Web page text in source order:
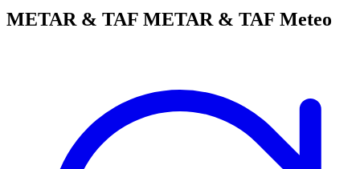
METAR & TAF METAR & TAF Meteo